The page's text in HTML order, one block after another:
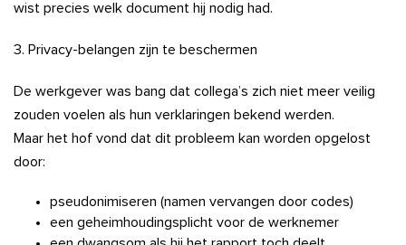
wist precies welk document hij nodig had.
3. Privacy-belangen zijn te beschermen
De werkgever was bang dat collega’s zich niet meer veilig
zouden voelen als hun verklaringen bekend werden.
Maar het hof vond dat dit probleem kan worden opgelost
door:
pseudonimiseren (namen vervangen door codes)
een geheimhoudingsplicht voor de werknemer